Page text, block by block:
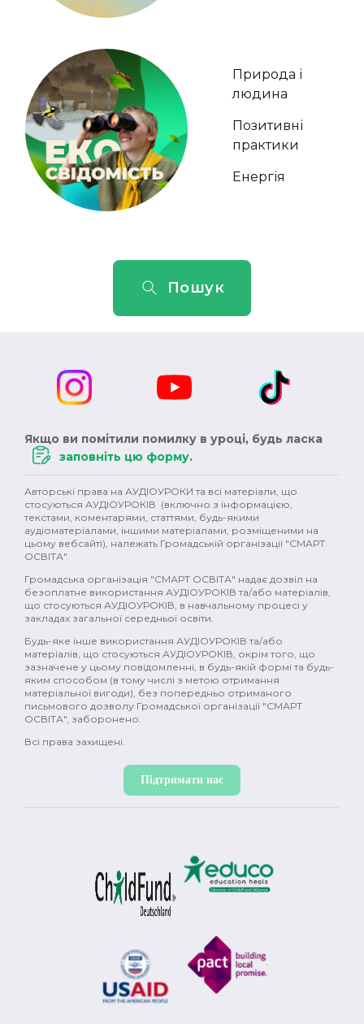
Природа і
людина
Позитивні
практики
Енергія
Пошук
Якщо ви помітили помилку в уроці, будь ласка
заповніть цю форму.
Авторські права на АУДІОУРОКИ та всі матеріали, що
стосуються АУДІОУРОКІВ (включно з інформацією,
текстами, коментарями, статтями, будь-якими
аудіоматеріалами, іншими матеріалами, розміщеними на
цьому вебсайті), належать Громадській організації "СМАРТ
ОСВІТА".
Громадська організація "СМАРТ ОСВІТА" надає дозвіл на
безоплатне використання АУДІОУРОКІВ та/або матеріалів,
що стосуються АУДІОУРОКІВ, в навчальному процесі у
закладах загальної середньої освіти.
Будь-яке інше використання АУДІОУРОКІВ та/або
матеріалів, що стосуються АУДІОУРОКІВ, окрім того, що
зазначене у цьому повідомленні, в будь-якій формі та будь-
яким способом (в тому числі з метою отримання
матеріальної вигоди), без попередньо отриманого
письмового дозволу Громадської організації "СМАРТ
ОСВІТА", заборонено.
Всі права захищені.
Підтримати нас